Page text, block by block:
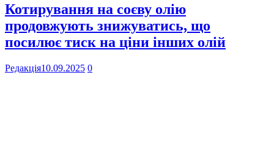
Котирування на соєву олію
продовжують знижуватись, що
посилює тиск на ціни інших олій
Редакція10.09.2025 0